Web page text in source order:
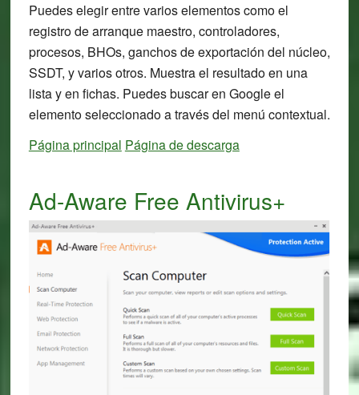
Puedes elegir entre varios elementos como el
registro de arranque maestro, controladores,
procesos, BHOs, ganchos de exportación del núcleo,
SSDT, y varios otros. Muestra el resultado en una
lista y en fichas. Puedes buscar en Google el
elemento seleccionado a través del menú contextual.
Página principal Página de descarga
Ad-Aware Free Antivirus+